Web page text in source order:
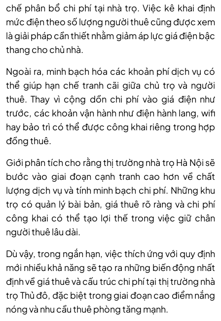
chế phân bổ chi phí tại nhà trọ. Việc kê khai định
mức điện theo số lượng người thuê cũng được xem
là giải pháp cần thiết nhằm giảm áp lực giá điện bậc
thang cho chủ nhà.
Ngoài ra, minh bạch hóa các khoản phí dịch vụ có
thể giúp hạn chế tranh cãi giữa chủ trọ và người
thuê. Thay vì cộng dồn chi phí vào giá điện như
trước, các khoản vận hành như điện hành lang, wifi
hay bảo trì có thể được công khai riêng trong hợp
đồng thuê.
Giới phân tích cho rằng thị trường nhà trọ Hà Nội sẽ
bước vào giai đoạn cạnh tranh cao hơn về chất
lượng dịch vụ và tính minh bạch chi phí. Những khu
trọ có quản lý bài bản, giá thuê rõ ràng và chi phí
công khai có thể tạo lợi thế trong việc giữ chân
người thuê lâu dài.
Dù vậy, trong ngắn hạn, việc thích ứng với quy định
mới nhiều khả năng sẽ tạo ra những biến động nhất
định về giá thuê và cấu trúc chi phí tại thị trường nhà
trọ Thủ đô, đặc biệt trong giai đoạn cao điểm nắng
nóng và nhu cầu thuê phòng tăng mạnh.